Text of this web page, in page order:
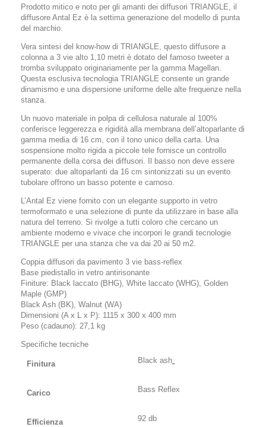
Prodotto mitico e noto per gli amanti dei diffusori TRIANGLE, il
diffusore Antal Ez è la settima generazione del modello di punta
del marchio.
Vera sintesi del know-how di TRIANGLE, questo diffusore a
colonna a 3 vie alto 1,10 metri è dotato del famoso tweeter a
tromba sviluppato originariamente per la gamma Magellan.
Questa esclusiva tecnologia TRIANGLE consente un grande
dinamismo e una dispersione uniforme delle alte frequenze nella
stanza.
Un nuovo materiale in polpa di cellulosa naturale al 100%
conferisce leggerezza e rigidità alla membrana dell’altoparlante di
gamma media di 16 cm, con il tono unico della carta. Una
sospensione molto rigida a piccole tele fornisce un controllo
permanente della corsa dei diffusori. Il basso non deve essere
superato: due altoparlanti da 16 cm sintonizzati su un evento
tubolare offrono un basso potente e carnoso.
L’Antal Ez viene fornito con un elegante supporto in vetro
termoformato e una selezione di punte da utilizzare in base alla
natura del terreno. Si rivolge a tutti coloro che cercano un
ambiente moderno e vivace che incorpori le grandi tecnologie
TRIANGLE per una stanza che va dai 20 ai 50 m2.
Coppia diffusori da pavimento 3 vie bass-reflex
Base piedistallo in vetro antirisonante
Finiture: Black laccato (BHG), White laccato (WHG), Golden
Maple (GMP)
Black Ash (BK), Walnut (WA)
Dimensioni (A x L x P): 1115 x 300 x 400 mm
Peso (cadauno): 27,1 kg
Specifiche tecniche
Finitura Black ash
Carico Bass Reflex
Efficienza 92 db